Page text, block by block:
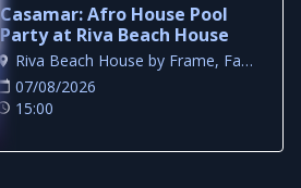
Casamar: Afro House Pool
Party at Riva Beach House
Riva Beach House by Frame, Famagusta
07/08/2026
15:00